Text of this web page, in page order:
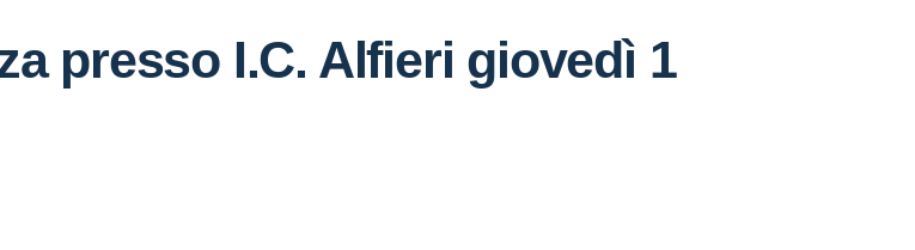
presso I.C. Alfieri giovedì 1